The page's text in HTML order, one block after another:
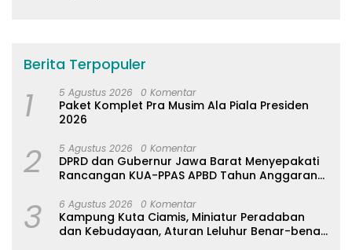
Berita Terpopuler
1 5 Agustus 2026 0 Komentar
Paket Komplet Pra Musim Ala Piala Presiden
2026
2 5 Agustus 2026 0 Komentar
DPRD dan Gubernur Jawa Barat Menyepakati
Rancangan KUA-PPAS APBD Tahun Anggaran
3 6 Agustus 2026 0 Komentar
Kampung Kuta Ciamis, Miniatur Peradaban
dan Kebudayaan, Aturan Leluhur Benar-benar